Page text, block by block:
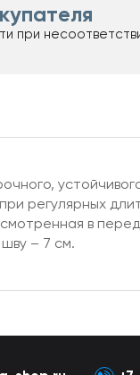
при
регулярных
в
– 7 см.